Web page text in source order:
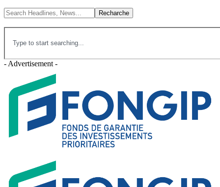
- Advertisement -